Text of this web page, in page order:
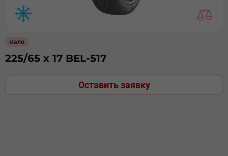
мало
225/65 х 17 BEL-517
Оставить заявку